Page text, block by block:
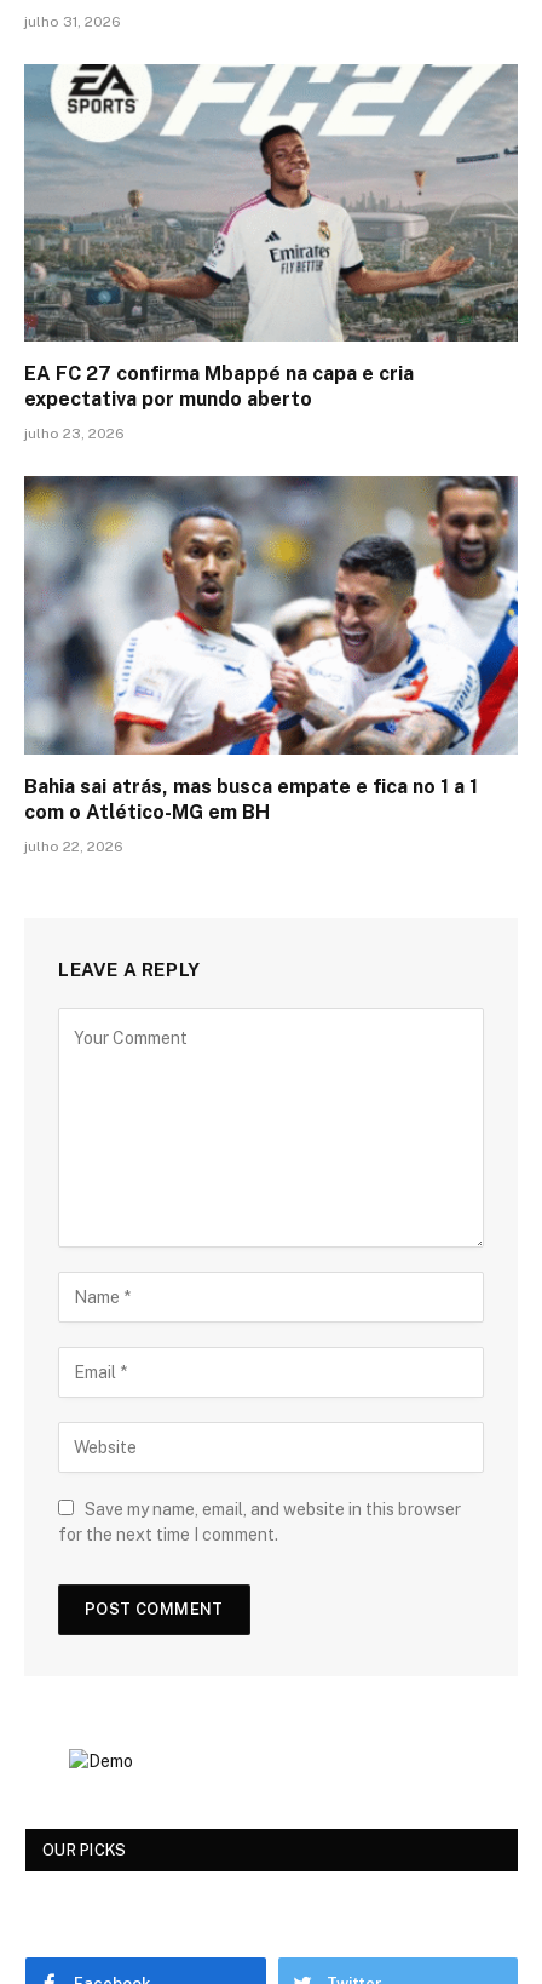
julho 31, 2026
EA FC 27 confirma Mbappé na capa e cria
expectativa por mundo aberto
julho 23, 2026
Bahia sai atrás, mas busca empate e fica no 1 a 1
com o Atlético-MG em BH
julho 22, 2026
LEAVE A REPLY
Save my name, email, and website in this browser
for the next time I comment.
OUR PICKS